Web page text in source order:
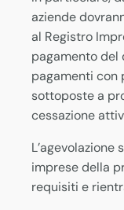
aziende
al Registro
pagamento del
pagamenti con
sottoposte a
cessazione
imprese della
requisiti e